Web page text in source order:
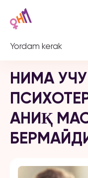
Yordam kerak
НИМА
АНИҚ